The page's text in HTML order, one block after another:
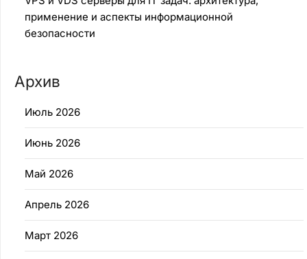
применение и аспекты информационной
безопасности
Архив
Июль 2026
Июнь 2026
Май 2026
Апрель 2026
Март 2026